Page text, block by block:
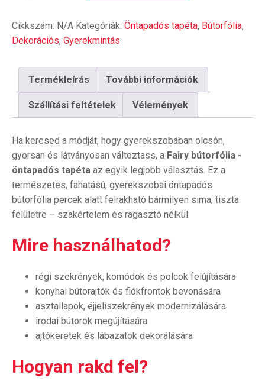
tapéta
mennyiség
Cikkszám: N/A Kategóriák: Öntapadós tapéta, Bútorfólia,
Dekorációs, Gyerekmintás
Termékleírás További információk
Szállítási feltételek Vélemények
Ha keresed a módját, hogy gyerekszobában olcsón,
gyorsan és látványosan változtass, a Fairy bútorfólia -
öntapadós tapéta az egyik legjobb választás. Ez a
természetes, fahatású, gyerekszobai öntapadós
bútorfólia percek alatt felrakható bármilyen sima, tiszta
felületre – szakértelem és ragasztó nélkül.
Mire használhatod?
régi szekrények, komódok és polcok felújítására
konyhai bútorajtók és fiókfrontok bevonására
asztallapok, éjjeliszekrények modernizálására
irodai bútorok megújítására
ajtókeretek és lábazatok dekorálására
Hogyan rakd fel?